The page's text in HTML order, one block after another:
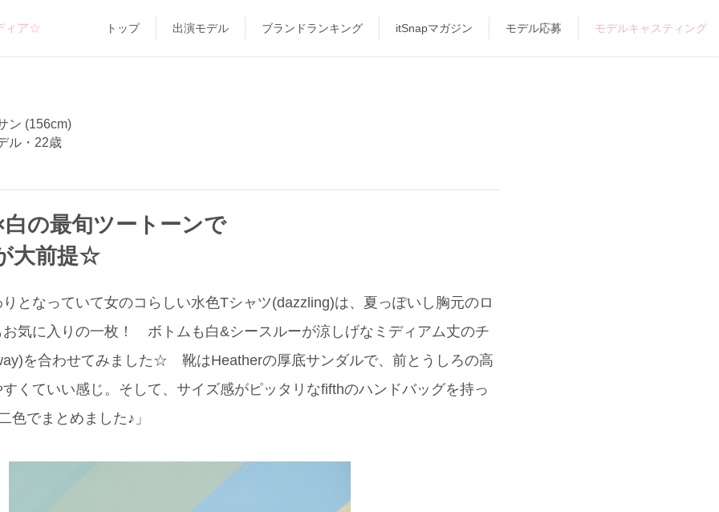
ィア☆ トップ 出演モデル ブランドランキング itSnapマガジン モデル応募 モデルキャスティング
ン (156cm)
ル・22歳
の最旬ツートーンで
大前提☆
となっていて女のコらしい水色Tシャツ(dazzling)は、夏っぽいし胸元のロ
気に入りの一枚！ ボトムも白&シースルーが涼しげなミディアム丈のチ
を合わせてみました☆ 靴はHeatherの厚底サンダルで、前とうしろの高
くていい感じ。そして、サイズ感がピッタリなfifthのハンドバッグを持っ
色でまとめました♪」